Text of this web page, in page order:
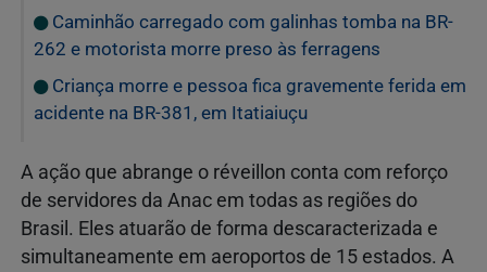
Caminhão carregado com galinhas tomba na BR-
262 e motorista morre preso às ferragens
Criança morre e pessoa fica gravemente ferida em
acidente na BR-381, em Itatiaiuçu
A ação que abrange o réveillon conta com reforço
de servidores da Anac em todas as regiões do
Brasil. Eles atuarão de forma descaracterizada e
simultaneamente em aeroportos de 15 estados. A